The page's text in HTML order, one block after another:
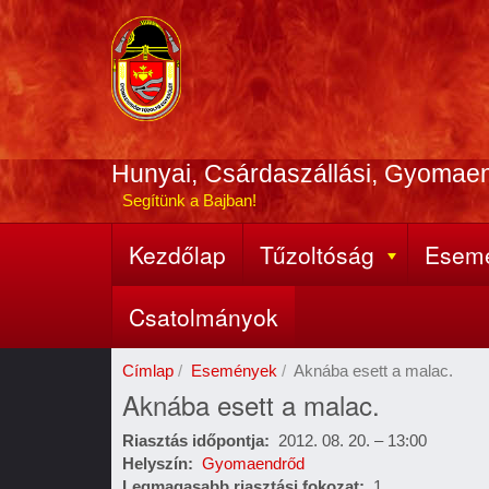
Ugrás
a
tartalomra
Hunyai, Csárdaszállási,
Segítünk a Bajban!
Fő
navigáció
Kezdőlap Tűzoltóság
Csatolmányok
Címlap Események Aknába esett a malac.
Aknába esett a malac.
Riasztás időpontja
2012. 08. 20. – 13:00
Helyszín
Gyomaendrőd